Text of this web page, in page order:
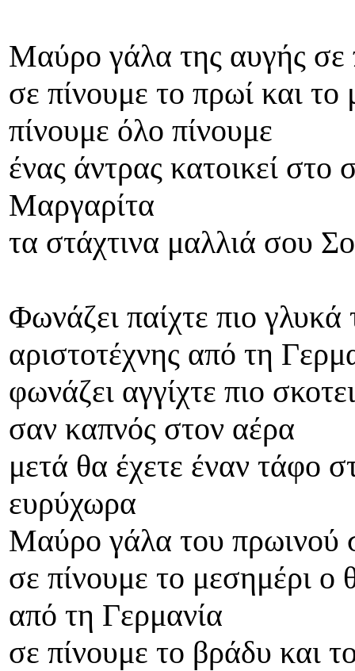
Μαύρο γάλα της αυγής σε
σε πίνουμε το πρωί και
πίνουμε όλο πίνουμε
ένας άντρας κατοικεί στο
Μαργαρίτα
τα στάχτινα μαλλιά σου
Φωνάζει παίχτε πιο γλυκά
αριστοτέχνης από τη
φωνάζει αγγίχτε πιο
σαν καπνός στον αέρα
μετά θα έχετε έναν τάφο
ευρύχωρα
Μαύρο γάλα του πρωινού
σε πίνουμε το μεσημέρι ο
από τη Γερμανία
σε πίνουμε το βράδυ και